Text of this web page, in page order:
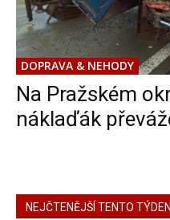
DOPRAVA & NEHODY
Na Pražském
náklaďák
NEJČTENĚJŠÍ TENTO TÝDEN